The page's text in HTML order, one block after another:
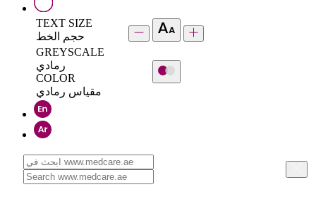
TEXT SIZE
حجم الخط
GREYSCALE
رمادي
COLOR
مقياس رمادي